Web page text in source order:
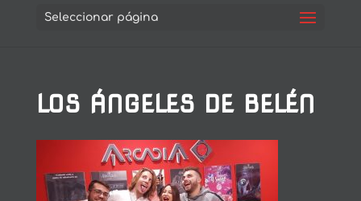
Seleccionar página
LOS ÁNGELES DE BELÉN